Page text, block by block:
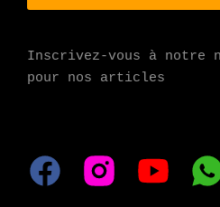
Inscrivez-vous à notre
pour nos articles